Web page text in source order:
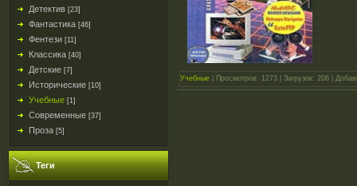
Детектив [23]
Фантастика [46]
Фентези [11]
Классика [40]
Детские [7]
Исторические [10]
Учебные [1]
Современные [37]
Проза [5]
Теги
Учебные | Просмотров: 1273 | Загрузок: 206 |